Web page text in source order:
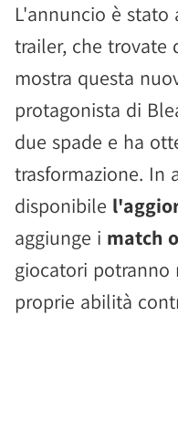
L'annuncio è stato
trailer, che
mostra questa
protagonista di
due spade e ha
trasformazione. In
disponibile
aggiunge i match
giocatori
proprie abilità